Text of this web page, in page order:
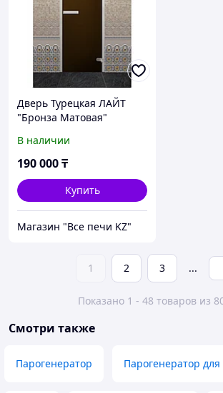
Дверь Турецкая ЛАЙТ
"Бронза Матовая"
аллюминий)
В наличии
190 000₸
Купить
Магазин "Все печи KZ"
1 2 3 ...
Показано 1 - 48 товаров из
Смотри также
Парогенератор Парогенератор